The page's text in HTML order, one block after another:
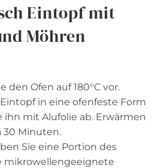
Eintopf mit
Möhren
den Ofen auf 180°C vor.
in eine ofenfeste Form
ihn mit Alufolie ab. Erwärmen
30 Minuten.
Sie eine Portion des
mikrowellengeeignete